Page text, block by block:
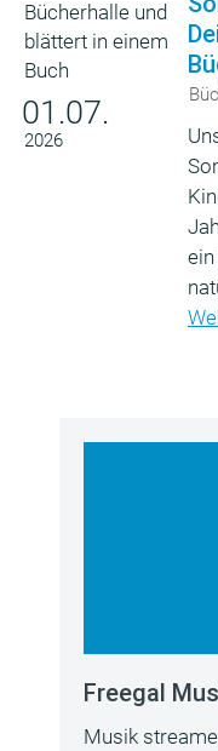
01.07.
2026
Freegal
Musik